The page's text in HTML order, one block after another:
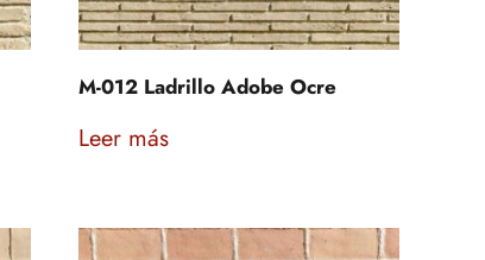
M-012 Ladrillo Adobe Ocre
Leer más